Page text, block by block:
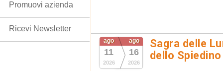
ago
11
2026
ago
16
2026
Sagra delle
dello Spiedino
Promuovi azienda
Ricevi Newsletter